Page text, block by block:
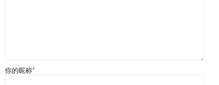
你的昵称*